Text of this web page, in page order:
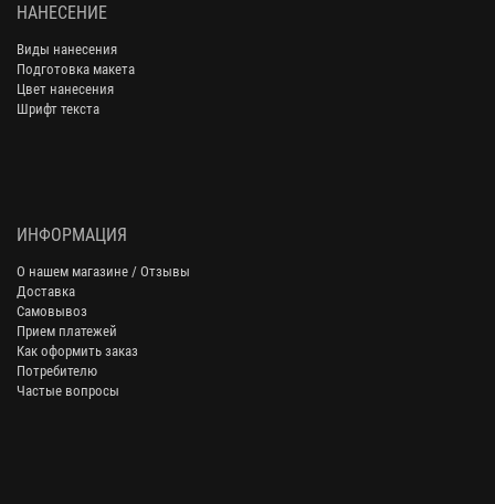
НАНЕСЕНИЕ
Виды нанесения
Подготовка макета
Цвет нанесения
Шрифт текста
ИНФОРМАЦИЯ
О нашем магазине / Отзывы
Доставка
Самовывоз
Прием платежей
Как оформить заказ
Потребителю
Частые вопросы